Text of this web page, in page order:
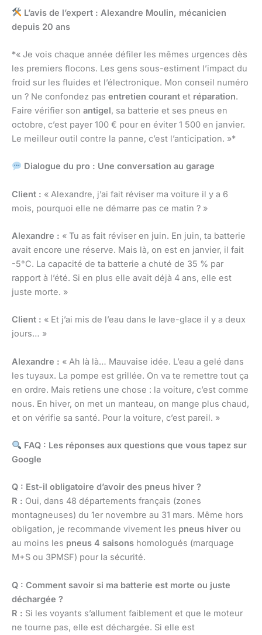
L’avis de l’expert : Alexandre Moulin, mécanicien
depuis 20 ans
*« Je vois chaque année défiler les mêmes urgences dès
les premiers flocons. Les gens sous-estiment l’impact du
froid sur les fluides et l’électronique. Mon conseil numéro
un ? Ne confondez pas entretien courant et réparation.
Faire vérifier son antigel, sa batterie et ses pneus en
octobre, c’est payer 100 € pour en éviter 1 500 en janvier.
Le meilleur outil contre la panne, c’est l’anticipation. »*
Dialogue du pro : Une conversation au garage
Client : « Alexandre, j’ai fait réviser ma voiture il y a 6
mois, pourquoi elle ne démarre pas ce matin ? »
Alexandre : « Tu as fait réviser en juin. En juin, ta batterie
avait encore une réserve. Mais là, on est en janvier, il fait
-5°C. La capacité de ta batterie a chuté de 35 % par
rapport à l’été. Si en plus elle avait déjà 4 ans, elle est
juste morte. »
Client : « Et j’ai mis de l’eau dans le lave-glace il y a deux
jours… »
Alexandre : « Ah là là… Mauvaise idée. L’eau a gelé dans
les tuyaux. La pompe est grillée. On va te remettre tout ça
en ordre. Mais retiens une chose : la voiture, c’est comme
nous. En hiver, on met un manteau, on mange plus chaud,
et on vérifie sa santé. Pour la voiture, c’est pareil. »
FAQ : Les réponses aux questions que vous tapez sur
Google
Q : Est-il obligatoire d’avoir des pneus hiver ?
R : Oui, dans 48 départements français (zones
montagneuses) du 1er novembre au 31 mars. Même hors
obligation, je recommande vivement les pneus hiver ou
au moins les pneus 4 saisons homologués (marquage
M+S ou 3PMSF) pour la sécurité.
Q : Comment savoir si ma batterie est morte ou juste
déchargée ?
R : Si les voyants s’allument faiblement et que le moteur
ne tourne pas, elle est déchargée. Si elle est